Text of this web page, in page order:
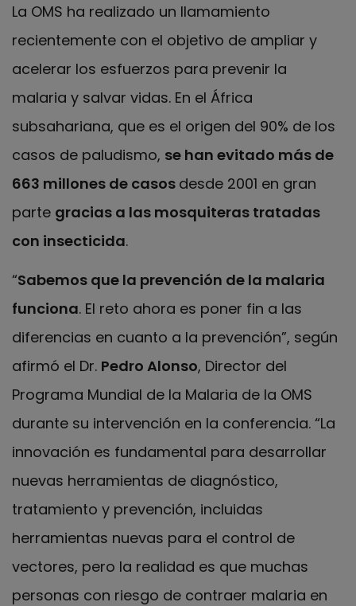
La OMS ha realizado un llamamiento
recientemente con el objetivo de ampliar y
acelerar los esfuerzos para prevenir la
malaria y salvar vidas. En el África
subsahariana, que es el origen del 90% de los
casos de paludismo, se han evitado más de
663 millones de casos desde 2001 en gran
parte gracias a las mosquiteras tratadas
con insecticida.
“Sabemos que la prevención de la malaria
funciona. El reto ahora es poner fin a las
diferencias en cuanto a la prevención”, según
afirmó el Dr. Pedro Alonso, Director del
Programa Mundial de la Malaria de la OMS
durante su intervención en la conferencia. “La
innovación es fundamental para desarrollar
nuevas herramientas de diagnóstico,
tratamiento y prevención, incluidas
herramientas nuevas para el control de
vectores, pero la realidad es que muchas
personas con riesgo de contraer malaria en